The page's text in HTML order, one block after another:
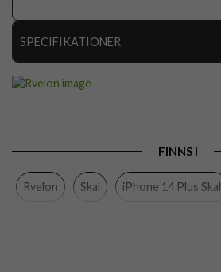
SPECIFIKATIONER
Färg
FINNS I
Rvelon Skal iPhone 14 Plus Skal